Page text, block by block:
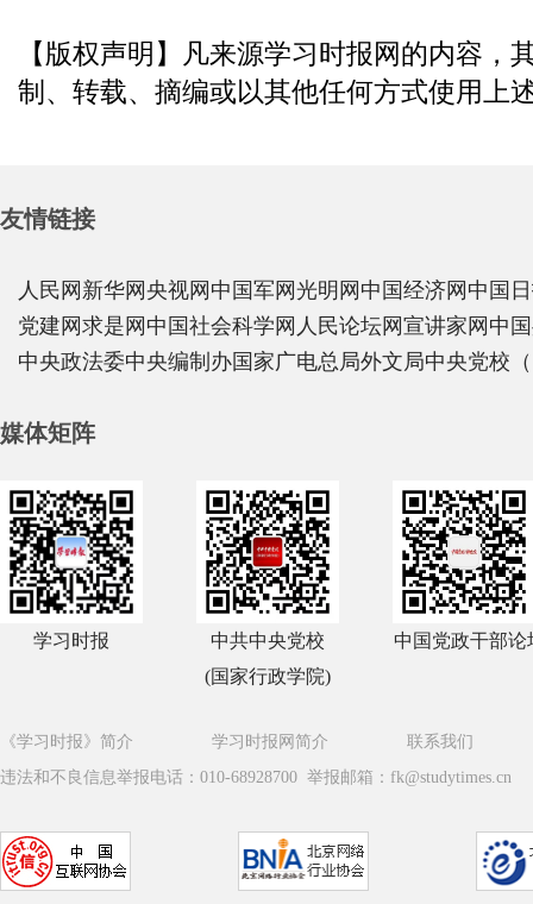
【版权声明】凡来源学习时报网的内容
制、转载、摘编或以其他任何方式使用上
友情链接
人民网 新华网 央视网 中国军网 光明网 中国经济网 中国
党建网 求是网 中国社会科学网 人民论坛网 宣讲家网 中
中央政法委中央编制办国家广电总局外文局中央党校
媒体矩阵
学习时报
中共中央党校
(国家行政学院)
中国党政干部论
《学习时报》简介 学习时报网简介
联系我们
违法和不良信息举报电话：010-68928700 举报邮箱：fk@studytimes.cn